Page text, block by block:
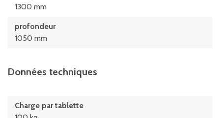
1300 mm
profondeur
1050 mm
Données techniques
Charge par tablette